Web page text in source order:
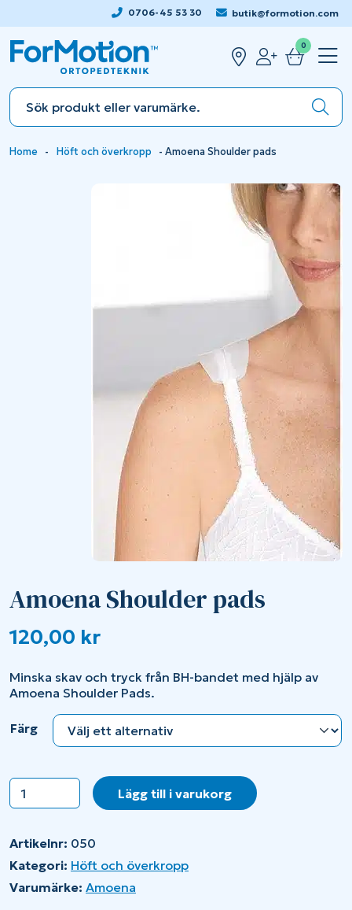
0706-45 53 30 butik@formotion.com
0
Home - Höft och överkropp -Amoena Shoulder pads
Amoena Shoulder pads
120,00 kr
Minska skav och tryck från BH-bandet med hjälp av
Amoena Shoulder Pads.
Färg
Amoena
Shoulder
Lägg till i varukorg
Artikelnr: 050
Kategori: Höft och överkropp
Varumärke: Amoena